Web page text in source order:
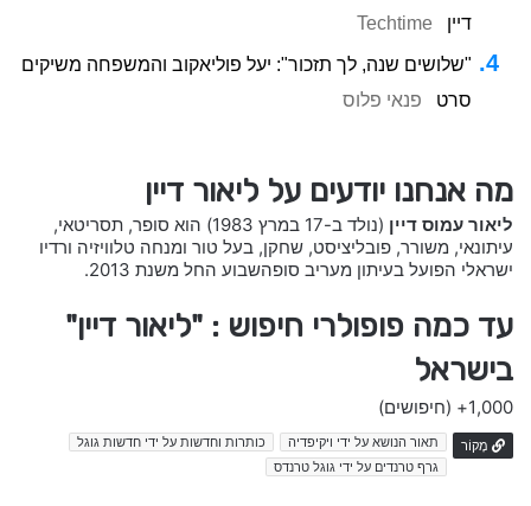
דיין
Techtime
"שלושים שנה, לך תזכור": יעל פוליאקוב והמשפחה משיקים
סרט
פנאי פלוס
מה אנחנו יודעים על ליאור דיין
ליאור עמוס דיין
(נולד ב-17 במרץ 1983) הוא סופר, תסריטאי,
עיתונאי, משורר, פובליציסט, שחקן, בעל טור ומנחה טלוויזיה ורדיו
ישראלי הפועל בעיתון מעריב סופהשבוע החל משנת 2013.
עד כמה פופולרי חיפוש : "ליאור דיין"
בישראל
1,000+ (חיפושים)
מָקוֹר תאור הנושא על ידי ויקיפדיה
כותרות וחדשות על ידי חדשות גוגל
גרף טרנדים על ידי גוגל טרנדס